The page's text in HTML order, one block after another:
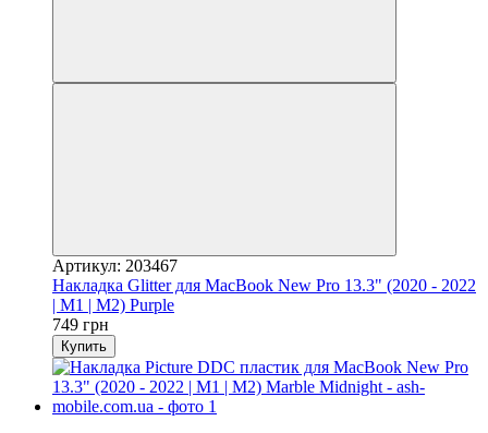
Артикул: 203467
Накладка Glitter для MacBook New Pro 13.3" (2020 - 2022
| M1 | M2) Purple
749 грн
Купить